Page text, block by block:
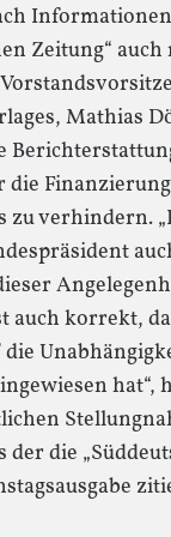
Zeitung“
Mathias
die
zu verhindern.
auch korrekt,
hat“,
der die